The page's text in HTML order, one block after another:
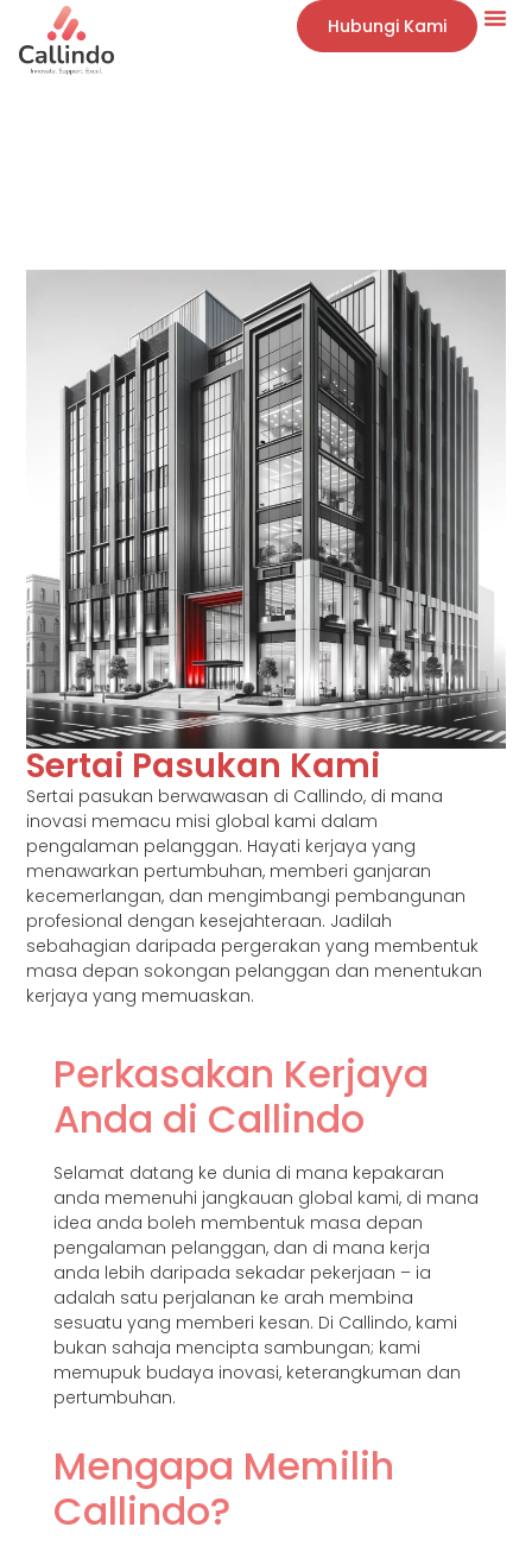
Hubungi Kami
Sertai Pasukan Kami
Sertai pasukan berwawasan di Callindo, di mana
inovasi memacu misi global kami dalam
pengalaman pelanggan. Hayati kerjaya yang
menawarkan pertumbuhan, memberi ganjaran
kecemerlangan, dan mengimbangi pembangunan
profesional dengan kesejahteraan. Jadilah
sebahagian daripada pergerakan yang membentuk
masa depan sokongan pelanggan dan menentukan
kerjaya yang memuaskan.
Perkasakan Kerjaya
Anda di Callindo
Selamat datang ke dunia di mana kepakaran
anda memenuhi jangkauan global kami, di mana
idea anda boleh membentuk masa depan
pengalaman pelanggan, dan di mana kerja
anda lebih daripada sekadar pekerjaan – ia
adalah satu perjalanan ke arah membina
sesuatu yang memberi kesan. Di Callindo, kami
bukan sahaja mencipta sambungan; kami
memupuk budaya inovasi, keterangkuman dan
pertumbuhan.
Mengapa Memilih
Callindo?